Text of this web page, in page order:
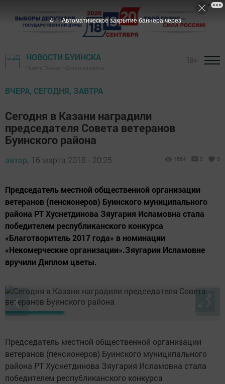
НОВОСТИ БУИНСКА
ВЧЕРА, СЕГОДНЯ, ЗАВТРА
Сегодня в Казани наградили
председателя Совета ветеранов
Буинского района
автор, 16 марта 2018 - 20:25 1684 0 0
Председатель местной общественной организации
ветеранов (пенсионеров) Буинского муниципального
района РТ Хуснетдинова Зяугария Исламовна стала
победителем республиканского конкурса
«Благотворитель 2017 года» в номинации
«Некомерческие организации».Зяугарии Исламовне
вручили Диплом цветы.
❮ ❯
Председатель местной общественной организации
ветеранов (пенсионеров) Буинского муниципального
района РТ Хуснетдинова Зяугария Исламовна стала
победителем республиканского конкурса
3 Автоматическое закрытие баннера через